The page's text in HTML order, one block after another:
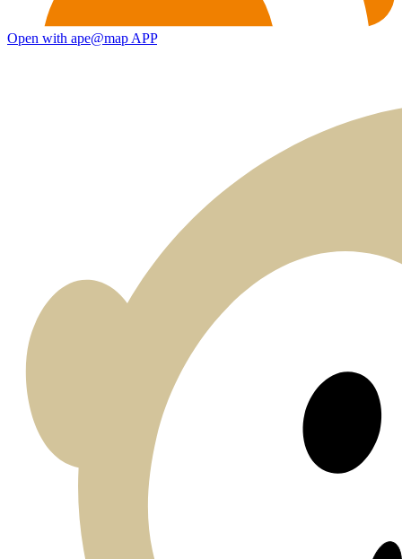
Open with ape@map APP